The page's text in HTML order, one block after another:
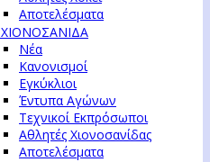
Αποτελέσματα
ΧΙΟΝΟΣΑΝΙΔΑ
Νέα
Κανονισμοί
Εγκύκλιοι
Έντυπα Αγώνων
Τεχνικοί Εκπρόσωποι
Αθλητές Χιονοσανίδας
Αποτελέσματα